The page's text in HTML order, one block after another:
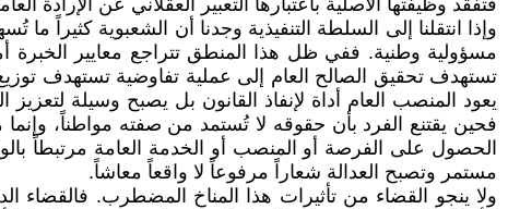
فتفقد وظيفتها الأصلية باعتبارها التعبير العقلاني عن الإرادة
وإذا انتقلنا إلى السلطة التنفيذية وجدنا أن الشعبوية كثيراً
مسؤولية وطنية. ففي ظل هذا المنطق تتراجع معايير الخبرة
تستهدف تحقيق الصالح العام إلى عملية تفاوضية تستهدف
يعود المنصب العام أداة لإنفاذ القانون بل يصبح وسيلة
فحين يقتنع الفرد بأن حقوقه لا تُستمد من صفته مواطناً، وإنما
الحصول على الفرصة أو المنصب أو الخدمة العامة مرتبطاً
مستمر وتصبح العدالة شعاراً مرفوعاً لا واقعاً معاشاً.
ولا ينجو القضاء من تأثيرات هذا المناخ المضطرب. فالقضاء